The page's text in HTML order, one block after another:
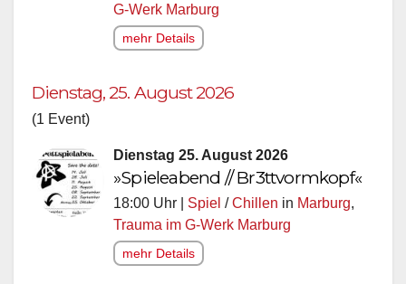
G-Werk Marburg
mehr Details
Dienstag, 25. August 2026
(1 Event)
Dienstag 25. August 2026
»Spieleabend // Br3ttvormkopf«
18:00 Uhr | Spiel /Chillen in Marburg,
Trauma im G-Werk Marburg
mehr Details